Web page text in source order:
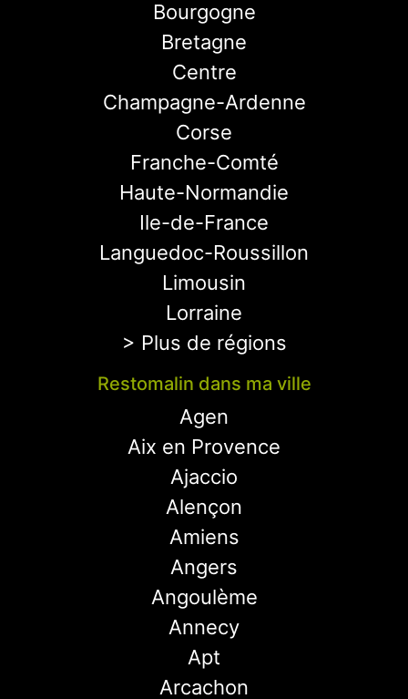
Bourgogne
Bretagne
Centre
Champagne-Ardenne
Corse
Franche-Comté
Haute-Normandie
Ile-de-France
Languedoc-Roussillon
Limousin
Lorraine
> Plus de régions
Restomalin dans ma ville
Agen
Aix en Provence
Ajaccio
Alençon
Amiens
Angers
Angoulème
Annecy
Apt
Arcachon